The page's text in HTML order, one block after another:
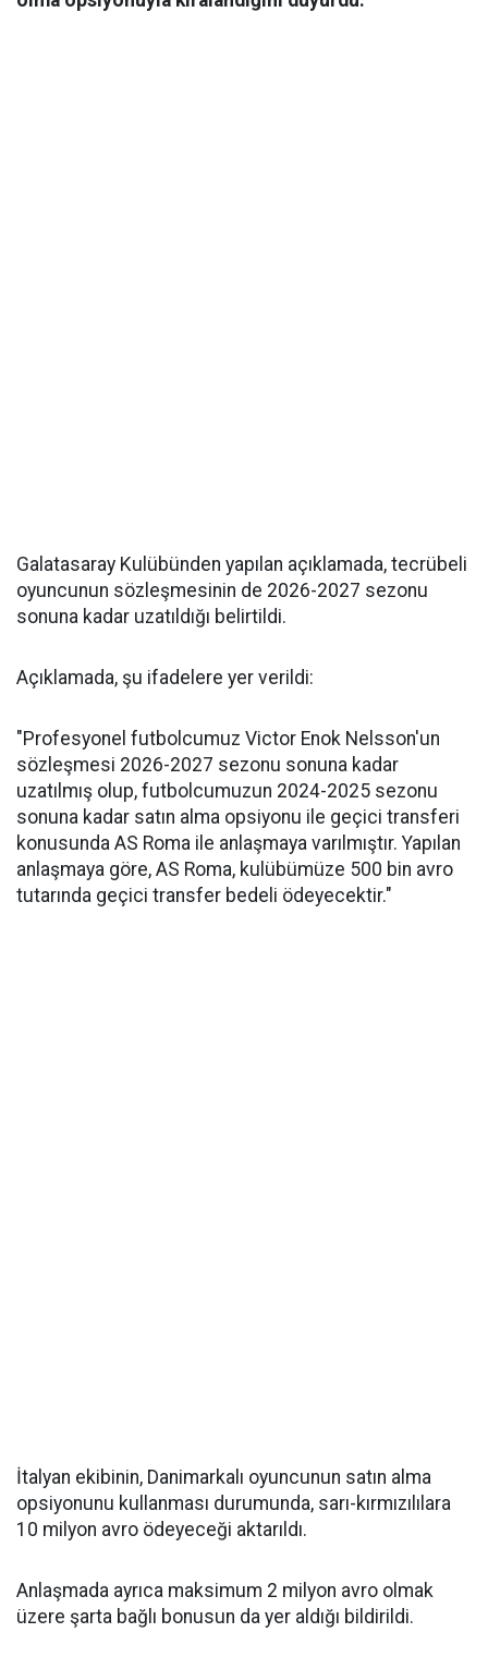
Galatasaray Kulübünden yapılan açıklamada, tecrübeli
oyuncunun sözleşmesinin de 2026-2027 sezonu
sonuna kadar uzatıldığı belirtildi.
Açıklamada, şu ifadelere yer verildi:
"Profesyonel futbolcumuz Victor Enok Nelsson'un
sözleşmesi 2026-2027 sezonu sonuna kadar
uzatılmış olup, futbolcumuzun 2024-2025 sezonu
sonuna kadar satın alma opsiyonu ile geçici transferi
konusunda AS Roma ile anlaşmaya varılmıştır. Yapılan
anlaşmaya göre, AS Roma, kulübümüze 500 bin avro
tutarında geçici transfer bedeli ödeyecektir."
İtalyan ekibinin, Danimarkalı oyuncunun satın alma
opsiyonunu kullanması durumunda, sarı-kırmızılılara
10 milyon avro ödeyeceği aktarıldı.
Anlaşmada ayrıca maksimum 2 milyon avro olmak
üzere şarta bağlı bonusun da yer aldığı bildirildi.